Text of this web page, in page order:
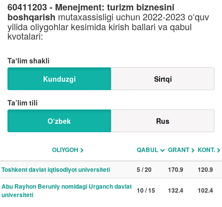
60411203 - Menejment: turizm biznesini
boshqarish mutaxassisligi uchun 2022-2023 o‘quv
yilida oliygohlar kesimida kirish ballari va qabul
kvotalari:
Taʼlim shakli
Kunduzgi
Sirtqi
Ta’lim tili
O‘zbek
Rus
OLIYGOH QABUL GRANT KONT.
Toshkent davlat iqtisodiyot universiteti 5 / 20 170.9
120.9
Abu Rayhon Beruniy nomidagi Urganch davlat
universiteti
10 / 15 132.4 102.4